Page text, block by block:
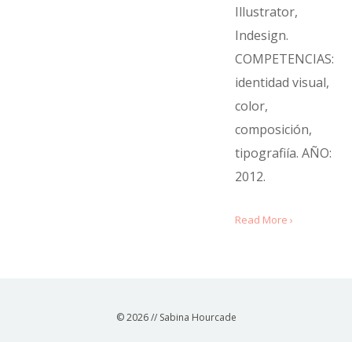
Illustrator,
Indesign.
COMPETENCIAS:
identidad visual,
color,
composición,
tipografiía. AÑO:
2012.
Read More ›
© 2026 // Sabina Hourcade